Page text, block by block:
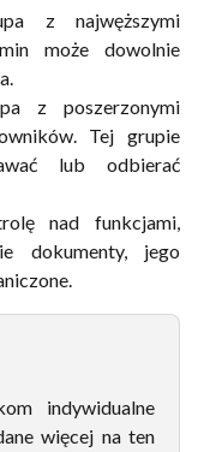
z najwęższymi
może dowolnie
z poszerzonymi
Tej grupie
lub odbierać
nad funkcjami,
dokumenty, jego
indywidualne
więcej na ten